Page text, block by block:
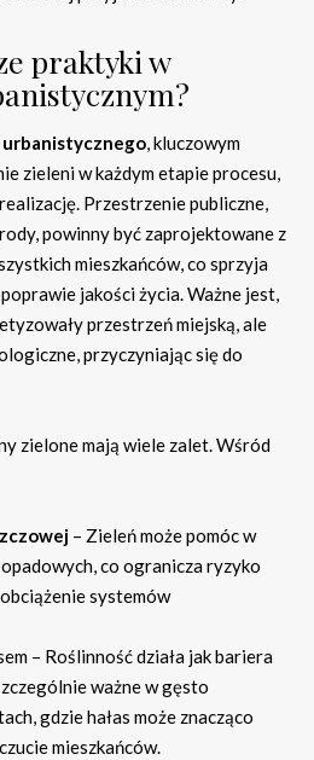
praktyki w
urbanistycznego, kluczowym
zieleni w każdym etapie procesu,
Przestrzenie publiczne,
powinny być zaprojektowane z
mieszkańców, co sprzyja
jakości życia. Ważne jest,
przestrzeń miejską, ale
przyczyniając się do
zielone mają wiele zalet. Wśród
– Zieleń może pomóc w
co ogranicza ryzyko
systemów
– Roślinność działa jak bariera
ważne w gęsto
gdzie hałas może znacząco
mieszkańców.